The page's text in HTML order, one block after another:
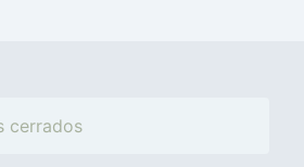
cerrados